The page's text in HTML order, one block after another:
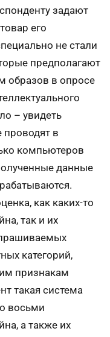
задают
его
не стали
предполагают
образов в опросе
– увидеть
в
компьютеров
данные
как каких-то
так и их
категорий,
признакам
такая система
восьми
а также их